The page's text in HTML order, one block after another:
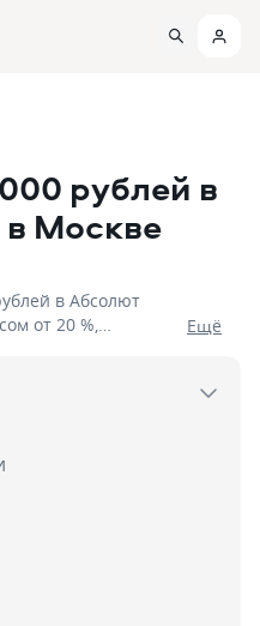
рублей в
в Москве
в Абсолют
от 20 %,
Eщё